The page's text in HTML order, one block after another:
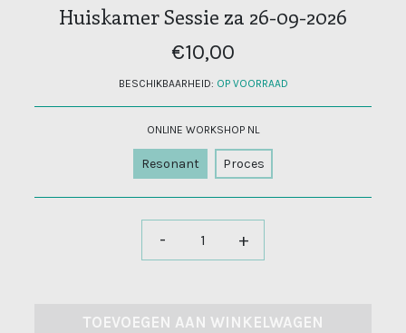
Huiskamer Sessie za 26-09-2026
€10,00
BESCHIKBAARHEID: OP VOORRAAD
ONLINE WORKSHOP NL
Resonant Proces
- +
TOEVOEGEN AAN WINKELWAGEN